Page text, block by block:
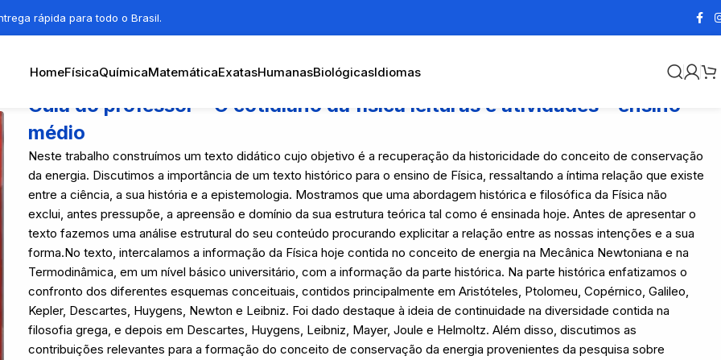
rápida para todo o Brasil.
HomeFísicaQuímicaMatemáticaExatasHumanasBiológicasIdiomas
Guia do professor – O cotidiano da física leituras e atividades – ensino
médio
Neste trabalho construímos um texto didático cujo objetivo é a recuperação da historicidade do conceito de conservação
da energia. Discutimos a importância de um texto histórico para o ensino de Física, ressaltando a íntima relação que existe
entre a ciência, a sua história e a epistemologia. Mostramos que uma abordagem histórica e filosófica da Física não
exclui, antes pressupõe, a apreensão e domínio da sua estrutura teórica tal como é ensinada hoje. Antes de apresentar o
texto fazemos uma análise estrutural do seu conteúdo procurando explicitar a relação entre as nossas intenções e a sua
forma.No texto, intercalamos a informação da Física hoje contida no conceito de energia na Mecânica Newtoniana e na
Termodinâmica, em um nível básico universitário, com a informação da parte histórica. Na parte histórica enfatizamos o
confronto dos diferentes esquemas conceituais, contidos principalmente em Aristóteles, Ptolomeu, Copérnico, Galileo,
Kepler, Descartes, Huygens, Newton e Leibniz. Foi dado destaque à ideia de continuidade na diversidade contida na
filosofia grega, e depois em Descartes, Huygens, Leibniz, Mayer, Joule e Helmoltz. Além disso, discutimos as
contribuições relevantes para a formação do conceito de conservação da energia provenientes da pesquisa sobre